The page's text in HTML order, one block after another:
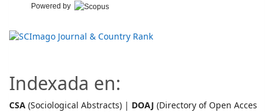
Powered by
Indexada en:
CSA (Sociological Abstracts) | DOAJ (Directory of Open Acces